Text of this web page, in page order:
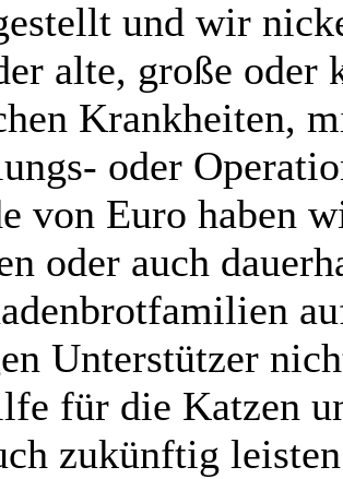
und wir
alte, große
Krankheiten,
oder
von Euro haben
oder auch
Unterstützer
für die Katzen
zukünftig